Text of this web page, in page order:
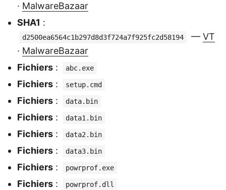
· MalwareBazaar
SHA1 :
d2500ea6564c1b297d8d3f724a7f925fc2d58194 — VT
· MalwareBazaar
Fichiers : abc.exe
Fichiers : setup.cmd
Fichiers : data.bin
Fichiers : data1.bin
Fichiers : data2.bin
Fichiers : data3.bin
Fichiers : powrprof.exe
Fichiers : powrprof.dll